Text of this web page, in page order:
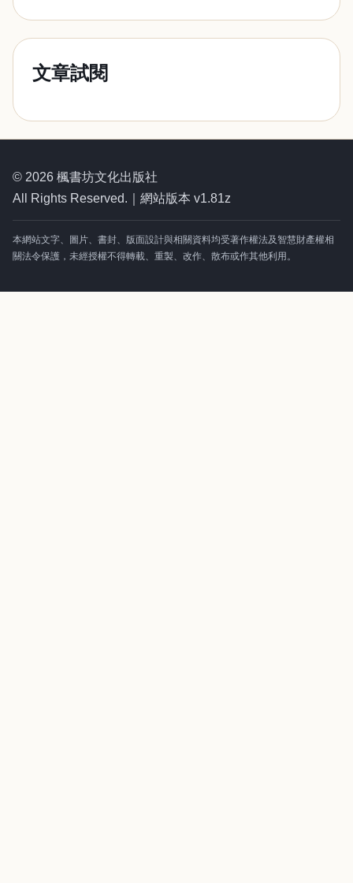
文章試閱
© 2026 楓書坊文化出版社
All Rights Reserved.｜網站版本 v1.81z
本網站文字、圖片、書封、版面設計與相關資料均受著作權法及智慧財產權相
關法令保護，未經授權不得轉載、重製、改作、散布或作其他利用。